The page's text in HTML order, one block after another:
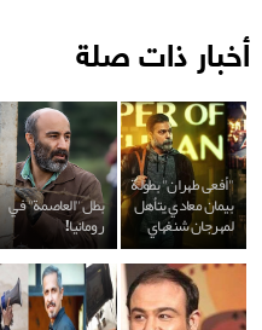
أخبار ذات صلة
"أفعى طهران" بطولة
بيمان معادي يتأهل
لمهرجان شنغهاي
بطل "العاصمة" في
رومانيا!